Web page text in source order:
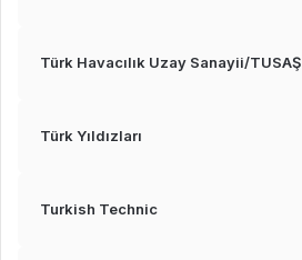
Türk Havacılık Uzay Sanayii/TUSAŞ
Türk Yıldızları
Turkish Technic